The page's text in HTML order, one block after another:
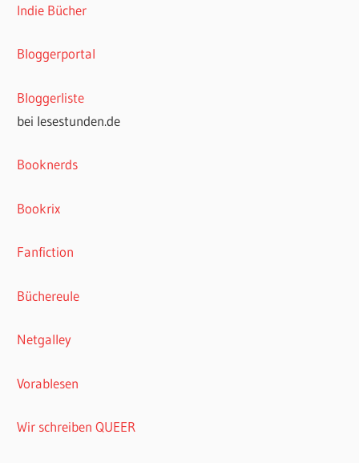
Indie Bücher
Bloggerportal
Bloggerliste
bei lesestunden.de
Booknerds
Bookrix
Fanfiction
Büchereule
Netgalley
Vorablesen
Wir schreiben QUEER